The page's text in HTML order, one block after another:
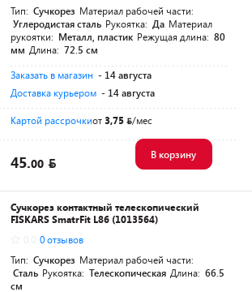
Тип: Сучкорез Материал рабочей части:
Углеродистая сталь Рукоятка: Да Материал
рукоятки: Металл, пластик Режущая длина: 80
мм Длина: 72.5 см
Заказать в магазин - 14 августа
Доставка курьером - 14 августа
Картой рассрочкиот3,75 /мес
45.00
В корзину
Сучкорез контактный телескопический
FISKARS SmatrFit L86 (1013564)
0 отзывов
Тип: Сучкорез Материал рабочей части:
Сталь Рукоятка: Телескопическая Длина: 66.5
см